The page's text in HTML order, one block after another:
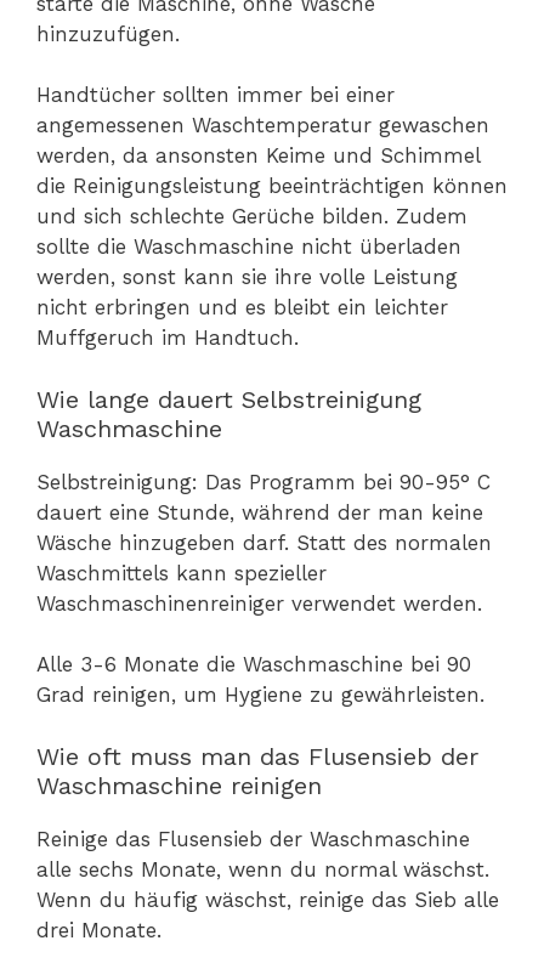
hinzuzufügen.
Handtücher sollten immer bei einer
angemessenen Waschtemperatur gewaschen
werden, da ansonsten Keime und Schimmel
die Reinigungsleistung beeinträchtigen können
und sich schlechte Gerüche bilden. Zudem
sollte die Waschmaschine nicht überladen
werden, sonst kann sie ihre volle Leistung
nicht erbringen und es bleibt ein leichter
Muffgeruch im Handtuch.
Wie lange dauert Selbstreinigung
Waschmaschine
Selbstreinigung: Das Programm bei 90-95° C
dauert eine Stunde, während der man keine
Wäsche hinzugeben darf. Statt des normalen
Waschmittels kann spezieller
Waschmaschinenreiniger verwendet werden.
Alle 3-6 Monate die Waschmaschine bei 90
Grad reinigen, um Hygiene zu gewährleisten.
Wie oft muss man das Flusensieb der
Waschmaschine reinigen
Reinige das Flusensieb der Waschmaschine
alle sechs Monate, wenn du normal wäschst.
Wenn du häufig wäschst, reinige das Sieb alle
drei Monate.